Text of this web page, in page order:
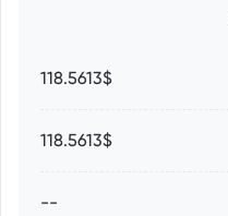
118.5613$
118.5613$
--